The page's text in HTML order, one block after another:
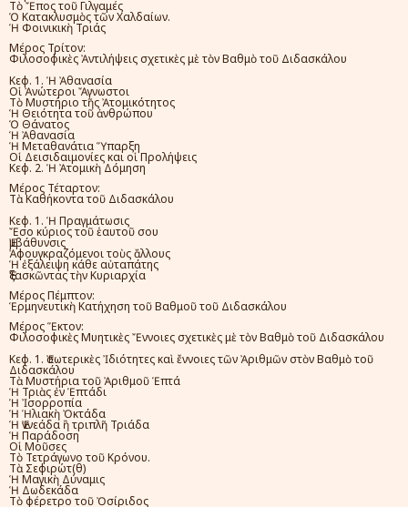
Τὸ Ἔπος τοῦ Γιλγαμές
Ὁ Κατακλυσμὸς τῶν Χαλδαίων.
Ἡ Φοινικικὴ Τριάς
Μέρος Τρίτον:
Φιλοσοφικὲς Ἀντιλήψεις σχετικὲς μὲ τὸν Βαθμὸ τοῦ Διδασκάλου
Κεφ. 1. Ἡ Ἀθανασία
Οἱ Ἀνώτεροι Ἄγνωστοι
Τὸ Μυστήριο τῆς Ἀτομικότητος
Ἡ Θειότητα τοῦ ἀνθρώπου
Ὁ Θάνατος
Ἡ Ἀθανασία
Ἡ Μεταθανάτια Ὕπαρξη
Οἱ Δεισιδαιμονίες και οἱ Προλήψεις
Κεφ. 2. Ἡ Ἀτομικὴ Δόμηση
Μέρος Τέταρτον:
Τὰ Καθήκοντα τοῦ Διδασκάλου
Κεφ. 1. Ἡ Πραγμάτωσις
Ἔσo κύριος τοῦ ἑαυτοῦ σου
Ἐμβάθυνσις
Ἀφουγκραζόμενοι τοὺς ἄλλους
Ἡ ἐξάλειψη κάθε αὐταπάτης
Ἐξασκῶντας τὴν Κυριαρχία
Μέρος Πέμπτον:
Ἑρμηνευτικὴ Κατήχηση τοῦ Βαθμοῦ τοῦ Διδασκάλου
Μέρος Ἕκτον:
Φιλοσοφικὲς Μυητικὲς Ἔννοιες σχετικὲς μὲ τὸν Βαθμὸ τοῦ Διδασκάλου
Κεφ. 1. Ἐσωτερικὲς Ἰδιότητες καὶ ἔννοιες τῶν Ἀριθμῶν στὸν Βαθμὸ τοῦ
Διδασκάλου
Τὰ Μυστήρια τοῦ Ἀριθμοῦ Ἑπτά
Ἡ Τριὰς ἐν Ἑπτάδι
Ἡ Ἰσορροπία
Ἡ Ἡλιακὴ Ὀκτάδα
Ἡ Ἐννεάδα ἢ τριπλῆ Τριάδα
Ἡ Παράδοση
Οἱ Μοῦσες
Τὸ Τετράγωνο τοῦ Κρόνου.
Τὰ Σεφιρώτ(θ)
Ἡ Μαγικὴ Δύναμις
Ἡ Δωδεκάδα
Τὸ φέρετρο τοῦ Ὀσίριδος